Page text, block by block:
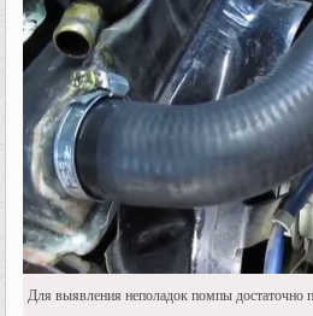
Для выявления неполадок помпы достаточно